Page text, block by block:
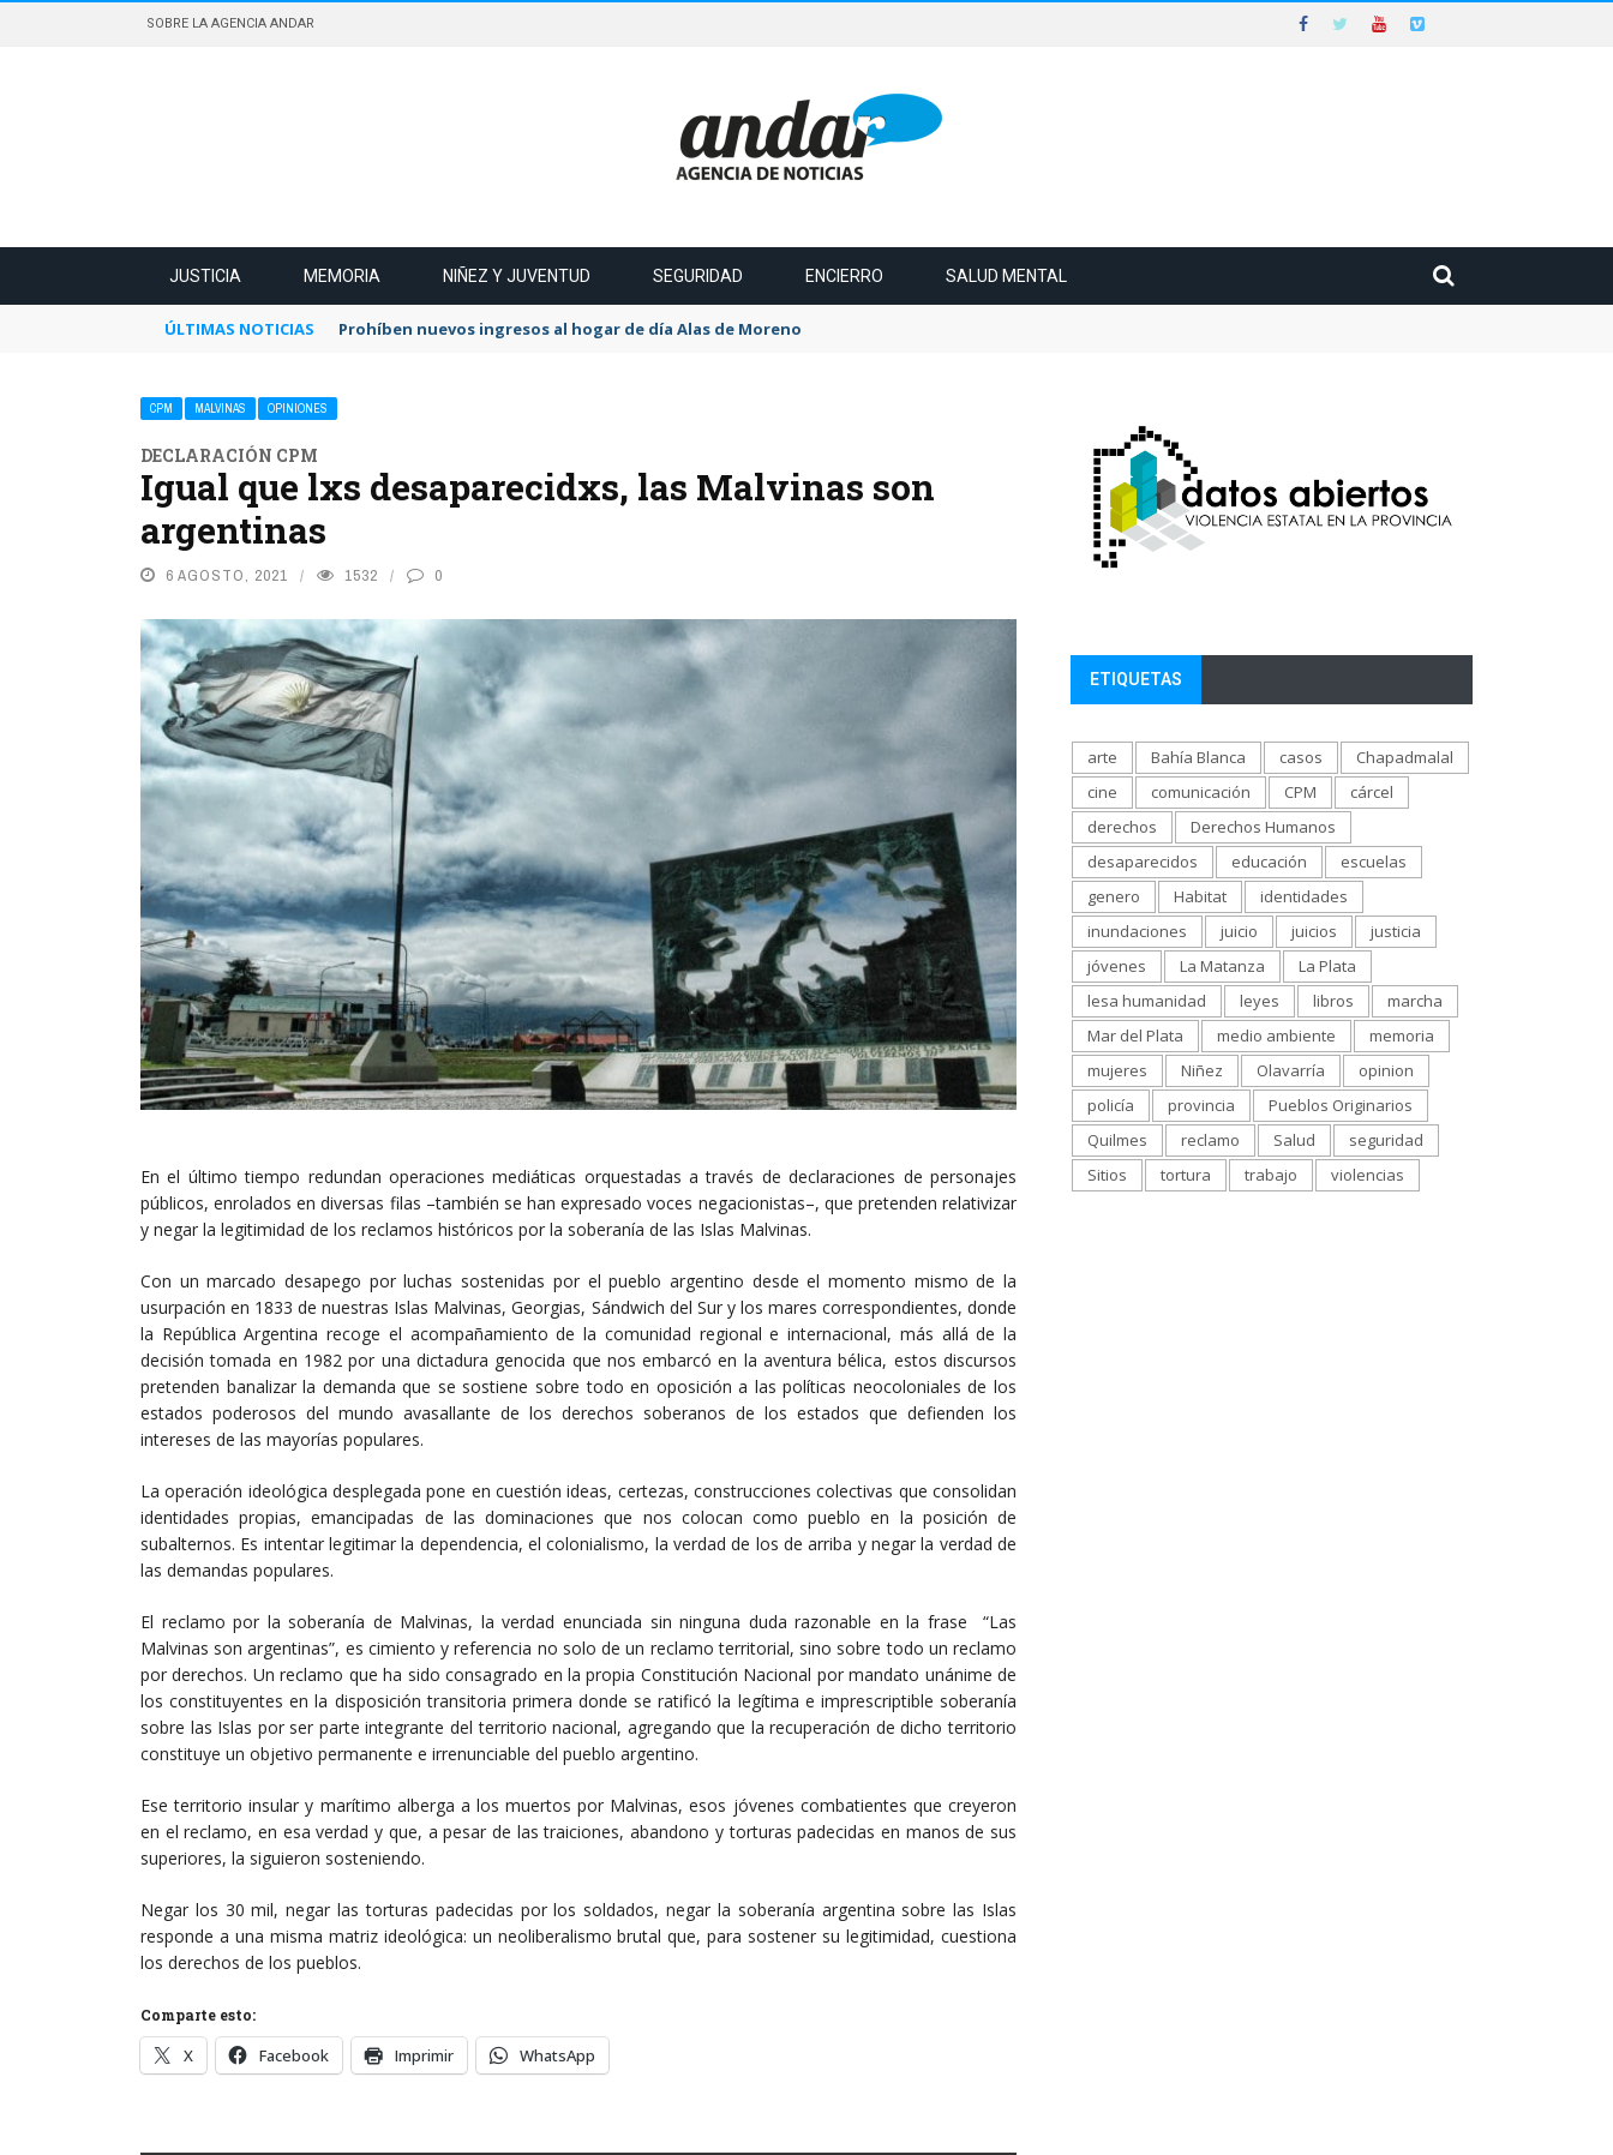
SOBRE LA AGENCIA ANDAR
JUSTICIA MEMORIA NIÑEZ Y JUVENTUD SEGURIDAD ENCIERRO SALUD MENTAL
ÚLTIMAS NOTICIAS Prohíben nuevos ingresos al hogar de día Alas de Moreno
CPM MALVINAS OPINIONES
DECLARACIÓN CPM
Igual que lxs desaparecidxs, las Malvinas son
argentinas
6 AGOSTO, 2021 1532 0
En el último tiempo redundan operaciones mediáticas orquestadas a través de declaraciones de personajes
públicos, enrolados en diversas filas –también se han expresado voces negacionistas–, que pretenden relativizar
y negar la legitimidad de los reclamos históricos por la soberanía de las Islas Malvinas.
Con un marcado desapego por luchas sostenidas por el pueblo argentino desde el momento mismo de la
usurpación en 1833 de nuestras Islas Malvinas, Georgias, Sándwich del Sur y los mares correspondientes, donde
la República Argentina recoge el acompañamiento de la comunidad regional e internacional, más allá de la
decisión tomada en 1982 por una dictadura genocida que nos embarcó en la aventura bélica, estos discursos
pretenden banalizar la demanda que se sostiene sobre todo en oposición a las políticas neocoloniales de los
estados poderosos del mundo avasallante de los derechos soberanos de los estados que defienden los
intereses de las mayorías populares.
La operación ideológica desplegada pone en cuestión ideas, certezas, construcciones colectivas que consolidan
identidades propias, emancipadas de las dominaciones que nos colocan como pueblo en la posición de
subalternos. Es intentar legitimar la dependencia, el colonialismo, la verdad de los de arriba y negar la verdad de
las demandas populares.
El reclamo por la soberanía de Malvinas, la verdad enunciada sin ninguna duda razonable en la frase “Las
Malvinas son argentinas”, es cimiento y referencia no solo de un reclamo territorial, sino sobre todo un reclamo
por derechos. Un reclamo que ha sido consagrado en la propia Constitución Nacional por mandato unánime de
los constituyentes en la disposición transitoria primera donde se ratificó la legítima e imprescriptible soberanía
sobre las Islas por ser parte integrante del territorio nacional, agregando que la recuperación de dicho territorio
constituye un objetivo permanente e irrenunciable del pueblo argentino.
Ese territorio insular y marítimo alberga a los muertos por Malvinas, esos jóvenes combatientes que creyeron
en el reclamo, en esa verdad y que, a pesar de las traiciones, abandono y torturas padecidas en manos de sus
superiores, la siguieron sosteniendo.
Negar los 30 mil, negar las torturas padecidas por los soldados, negar la soberanía argentina sobre las Islas
responde a una misma matriz ideológica: un neoliberalismo brutal que, para sostener su legitimidad, cuestiona
los derechos de los pueblos.
Comparte esto:
X Facebook Imprimir WhatsApp
ETIQUETAS
arte Bahía Blanca casos
Chapadmalal
cine
comunicación CPM
cárcel
derechos
Derechos Humanos
desaparecidos
educación
escuelas
genero
Habitat
identidades
inundaciones
juicio juicios
justicia
jóvenes
La Matanza
La Plata
lesa humanidad
leyes libros
marcha
Mar del Plata
medio ambiente
memoria
mujeres
Niñez Olavarría
opinion
policía
provincia
Pueblos Originarios
Quilmes
reclamo Salud
seguridad
Sitios
tortura trabajo violencias